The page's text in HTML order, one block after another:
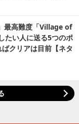
最高難度「Village of
たい人に送る5つのポ
クリアは目前【ネタ